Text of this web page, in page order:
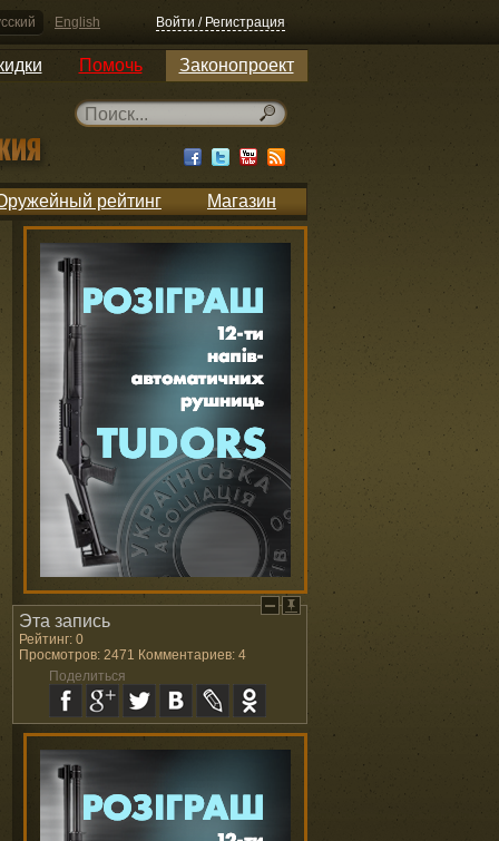
English Войти / Регистрация
Помочь Законопроект
рейтинг Магазин
Эта запись
Рейтинг: 0
Просмотров: 2471 Комментариев: 4
Поделиться